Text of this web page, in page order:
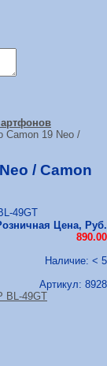
Camon 19 Neo /
/ Camon
Цена, Руб.
890.00
Наличие: < 5
Артикул: 8928